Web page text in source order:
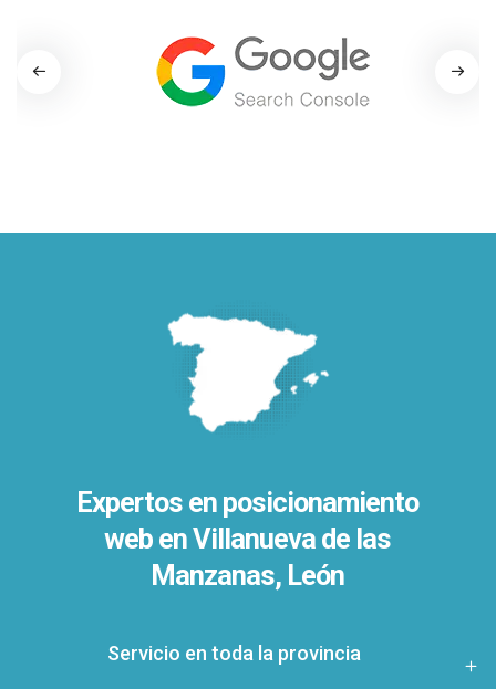
Expertos en posicionamiento
web en Villanueva de las
Manzanas, León
Servicio en toda la provincia